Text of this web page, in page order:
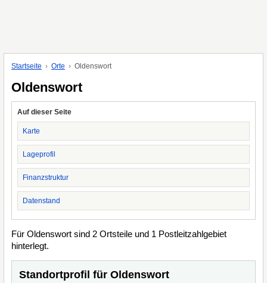
Startseite Orte Oldenswort
Oldenswort
Auf dieser Seite
Karte
Lageprofil
Finanzstruktur
Datenstand
Für Oldenswort sind 2 Ortsteile und 1 Postleitzahlgebiet
hinterlegt.
Standortprofil für Oldenswort